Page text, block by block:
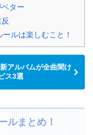
ター
ルは楽しむこと！
アルバムが全曲聞け
ス3選
ルまとめ！